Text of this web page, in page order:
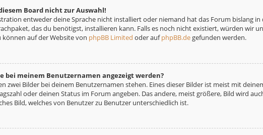
Board nicht zur Auswahl!
entweder deine Sprache nicht installiert oder niemand hat das Forum bislang in
das du benötigst, installieren kann. Falls es noch nicht existiert, würden wir
auf der Website von phpBB Limited oder aufphpBB.degefunden werden.
bei meinem Benutzernamen angezeigt werden?
zwei Bilder bei deinem Benutzernamen stehen. Eines dieser Bilder ist meist mit
oder deinen Status im Forum angeben. Das andere, meist größere, Bild wird
Bild, welches von Benutzer zu Benutzer unterschiedlich ist.